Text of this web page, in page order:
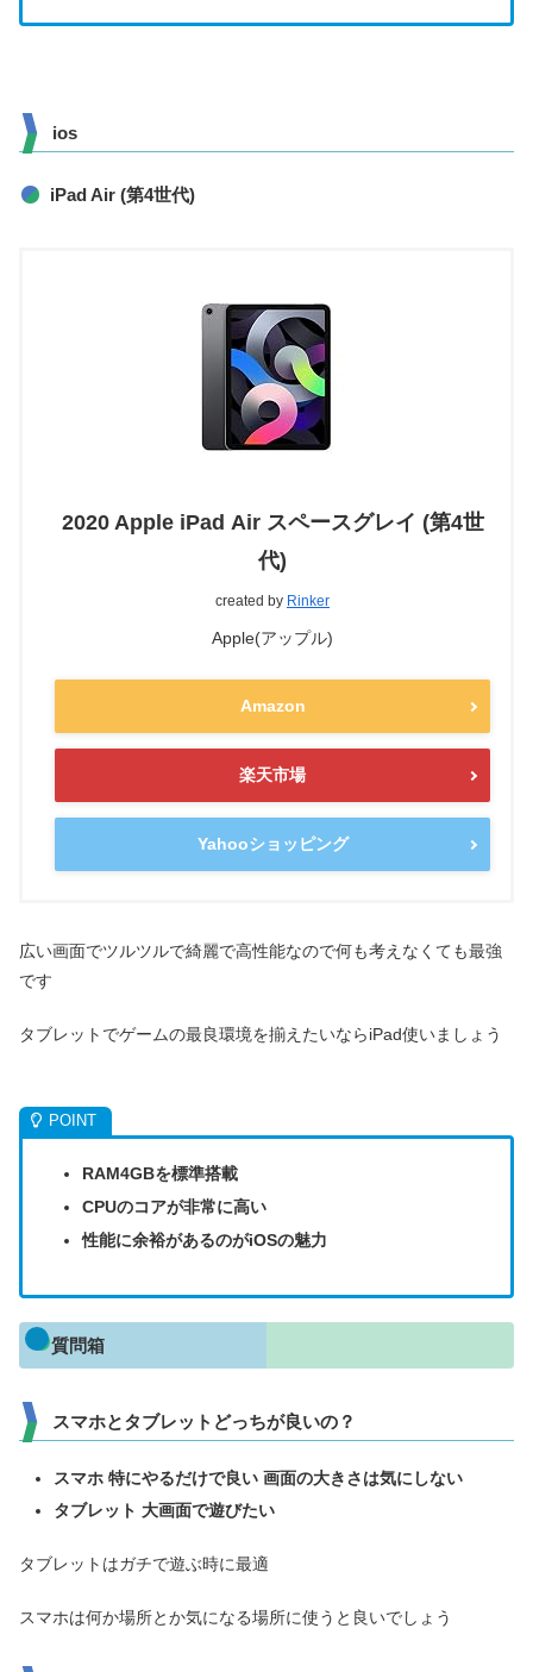
ios
iPad Air (第4世代)
2020 Apple iPad Air スペースグレイ (第4世
代)
created by Rinker
Apple(アップル)
Amazon
楽天市場
Yahooショッピング
広い画面でツルツルで綺麗で高性能なので何も考えなくても最強
です
タブレットでゲームの最良環境を揃えたいならiPad使いましょう
RAM4GBを標準搭載
CPUのコアが非常に高い
性能に余裕があるのがiOSの魅力
質問箱
スマホとタブレットどっちが良いの？
スマホ 特にやるだけで良い 画面の大きさは気にしない
タブレット 大画面で遊びたい
タブレットはガチで遊ぶ時に最適
スマホは何か場所とか気になる場所に使うと良いでしょう